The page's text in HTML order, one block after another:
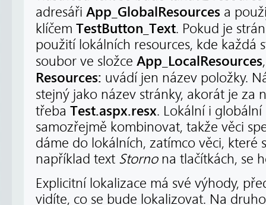
adresáři App_GlobalResources a
klíčem TestButton_Text. Pokud je
použití lokálních resources, kde každá
soubor ve složce App_LocalResources
Resources: uvádí jen název položky.
stejný jako název stránky, akorát je za
třeba Test.aspx.resx. Lokální i
samozřejmě kombinovat, takže věci
dáme do lokálních, zatímco věci, které
například text Storno na tlačítkách, se
Explicitní lokalizace má své výhody,
vidíte, co se bude lokalizovat. Na